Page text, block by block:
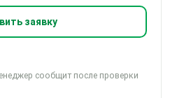
заявку
сообщит после проверки